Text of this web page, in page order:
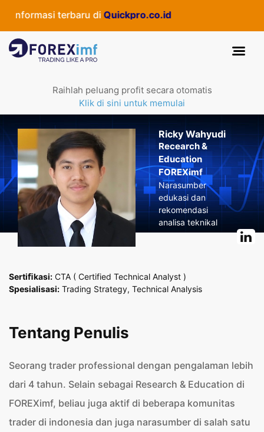
terbaru diQuickpro.co.id
Raihlah peluang profit secara otomatis
Klik di sini untuk memulai
Ricky Wahyudi
Recearch &
Education
FOREXimf
Narasumber
edukasi dan
rekomendasi
analisa teknikal
Sertiﬁkasi: CTA ( Certified Technical Analyst )
Spesialisasi: Trading Strategy, Technical Analysis
Tentang Penulis
Seorang trader professional dengan pengalaman lebih
dari 4 tahun. Selain sebagai Research & Education di
FOREXimf, beliau juga aktif di beberapa komunitas
trader di indonesia dan juga narasumber di salah satu